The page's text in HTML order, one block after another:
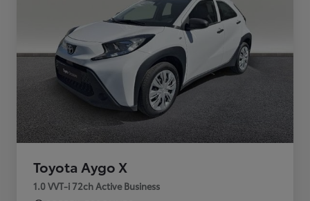
Toyota Aygo X
1.0 VVT-i 72ch Active Business